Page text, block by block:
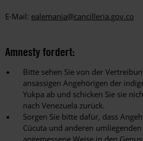
E-Mail: ealemania@cancilleria.gov.co
Amnesty fordert:
Bitte sehen Sie von der
ansässigen Angehörigen der
Yukpa ab und schicken Sie sie
nach Venezuela zurück.
Sorgen Sie bitte dafür, dass
Cúcuta und anderen